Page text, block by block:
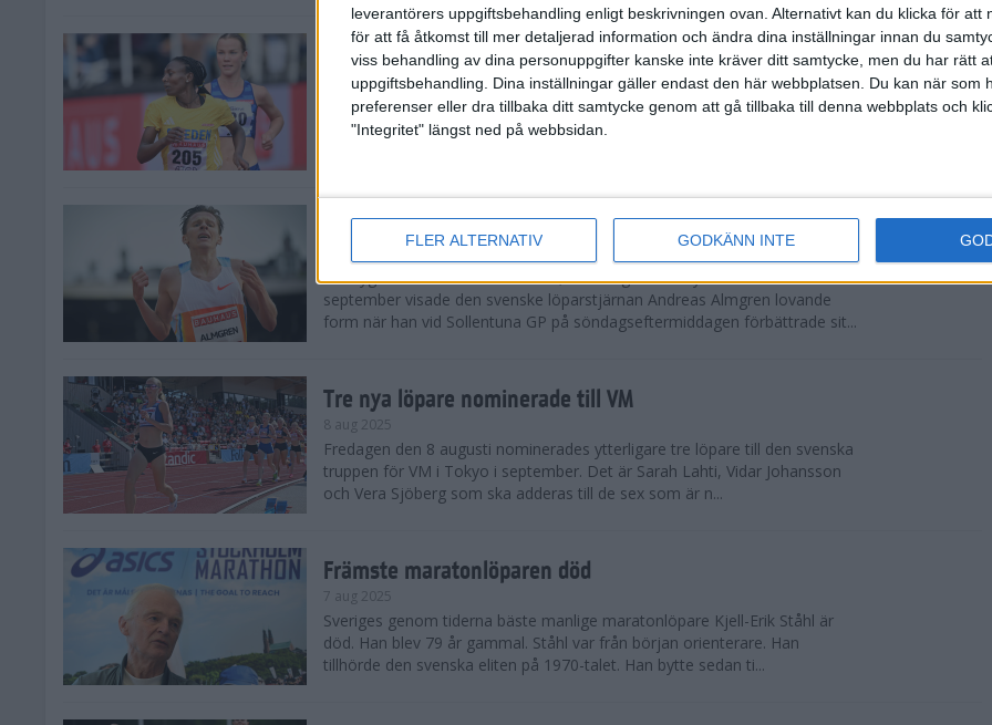
leverantörers uppgiftsbehandling enligt beskrivningen ovan. Alternativt kan du klicka för att
för att få åtkomst till mer detaljerad information och ändra dina inställningar innan du
viss behandling av dina personuppgifter kanske inte kräver ditt samtycke, men du har rätt
uppgiftsbehandling. Dina inställningar gäller endast den här webbplatsen. Du kan när som
preferenser eller dra tillbaka ditt samtycke genom att gå tillbaka till denna webbplats och
"Integritet" längst ned på webbsidan.
FLER ALTERNATIV GODKÄNN INTE
Löparna viktiga när Sverige vann Finnkampen
26 aug 2025
Den hundrade upplagan av Finnkampen, världens äldsta och största
landskamp i friidrott, avgjordes inför fullsatta läktare på Stockholms
Svenskt rekord när Almgren testade VM-formen
En dryg månad före friidrotts-VM, som avgörs i Tokyo den 13-21
september visade den svenske löparstjärnan Andreas Almgren lovande
form när han vid Sollentuna GP på söndagseftermiddagen förbättrade sit...
Tre nya löpare nominerade till VM
8 aug 2025
Fredagen den 8 augusti nominerades ytterligare tre löpare till den svenska
truppen för VM i Tokyo i september. Det är Sarah Lahti, Vidar Johansson
och Vera Sjöberg som ska adderas till de sex som är n...
Främste maratonlöparen död
7 aug 2025
Sveriges genom tiderna bäste manlige maratonlöpare Kjell-Erik Ståhl är
död. Han blev 79 år gammal. Ståhl var från början orienterare. Han
tillhörde den svenska eliten på 1970-talet. Han bytte sedan ti...